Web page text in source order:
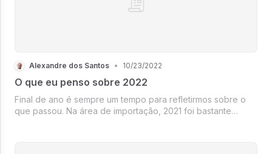
Alexandre dos Santos • 10/23/2022
O que eu penso sobre 2022
Final de ano é sempre um tempo para refletirmos sobre o
que passou. Na área de importação, 2021 foi bastante